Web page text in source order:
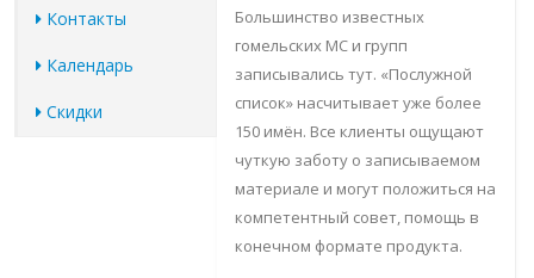
Контакты
Календарь
Скидки
Большинство известных
гомельских МС и групп
записывались тут. «Послужной
список» насчитывает уже более
150 имён. Все клиенты ощущают
чуткую заботу о записываемом
материале и могут положиться на
компетентный совет, помощь в
конечном формате продукта.